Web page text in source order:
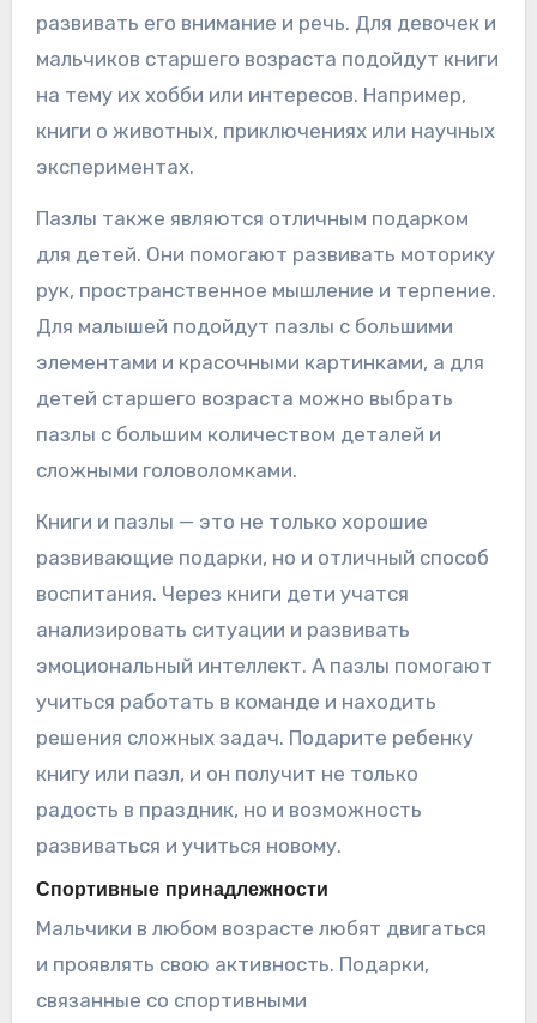
развивать его внимание и речь. Для девочек и
мальчиков старшего возраста подойдут книги
на тему их хобби или интересов. Например,
книги о животных, приключениях или научных
экспериментах.
Пазлы также являются отличным подарком
для детей. Они помогают развивать моторику
рук, пространственное мышление и терпение.
Для малышей подойдут пазлы с большими
элементами и красочными картинками, а для
детей старшего возраста можно выбрать
пазлы с большим количеством деталей и
сложными головоломками.
Книги и пазлы — это не только хорошие
развивающие подарки, но и отличный способ
воспитания. Через книги дети учатся
анализировать ситуации и развивать
эмоциональный интеллект. А пазлы помогают
учиться работать в команде и находить
решения сложных задач. Подарите ребенку
книгу или пазл, и он получит не только
радость в праздник, но и возможность
развиваться и учиться новому.
Спортивные принадлежности
Мальчики в любом возрасте любят двигаться
и проявлять свою активность. Подарки,
связанные со спортивными